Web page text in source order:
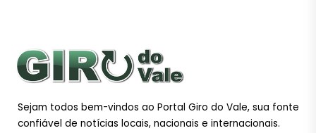
Sejam todos bem-vindos ao Portal Giro do Vale, sua fonte
confiável de notícias locais, nacionais e internacionais.